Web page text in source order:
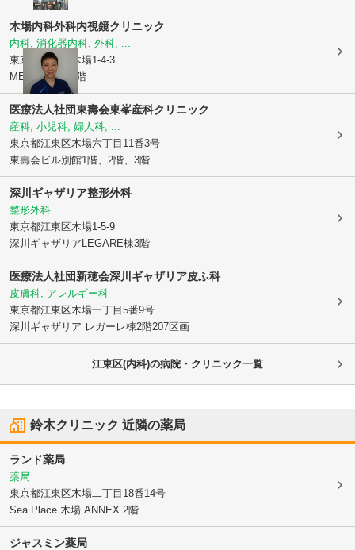
木場内科外科内視鏡クリニック
内科, 消化器内科, 外科, ...
東京都江東区
木場1-4-3
MEFULL木場3階
医療法人社団東壽会東峯産科クリニック
産科, 小児科, 婦人科, ...
東京都江東区木場六丁目11番3号
東壽会ビル別館1階、2階、3階
深川ギャザリア整形外科
整形外科
東京都江東区木場1-5-9
深川ギャザリアLEGARE棟3階
医療法人社団新穂会深川ギャザリア皮ふ科
皮膚科, アレルギー科
東京都江東区木場一丁目5番9号
深川ギャザリア レガーレ棟2階207区画
江東区(内科)の病院・クリニック一覧
鈴木クリニック 近隣の薬局
ランド薬局
薬局
東京都江東区木場二丁目18番14号
Sea Place 木場 ANNEX 2階
ジャスミン薬局